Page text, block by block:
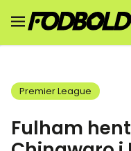
Premier League
Fulham